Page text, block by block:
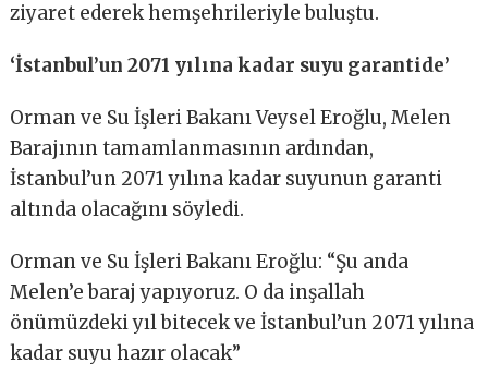
ziyaret ederek hemşehrileriyle buluştu.
‘İstanbul’un 2071 yılına kadar suyu garantide’
Orman ve Su İşleri Bakanı Veysel Eroğlu, Melen
Barajının tamamlanmasının ardından,
İstanbul’un 2071 yılına kadar suyunun garanti
altında olacağını söyledi.
Orman ve Su İşleri Bakanı Eroğlu: “Şu anda
Melen’e baraj yapıyoruz. O da inşallah
önümüzdeki yıl bitecek ve İstanbul’un 2071 yılına
kadar suyu hazır olacak”